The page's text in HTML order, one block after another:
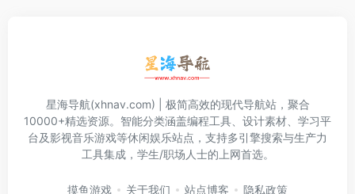
星海导航(xhnav.com) | 极简高效的现代导航站，聚合
10000+精选资源。智能分类涵盖编程工具、设计素材、学习平
台及影视音乐游戏等休闲娱乐站点，支持多引擎搜索与生产力
工具集成，学生/职场人士的上网首选。
摸鱼游戏 关于我们 站点博客 隐私政策